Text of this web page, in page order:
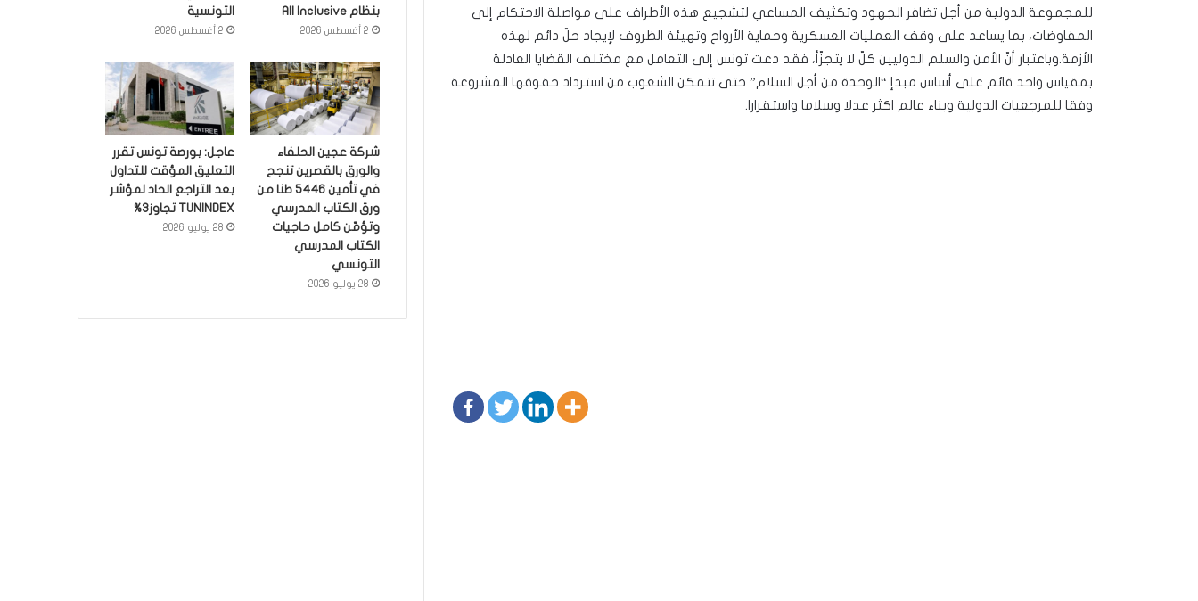
للمجموعة الدولية من أجل تضافر الجهود وتكثيف المساعي لتشجيع هذه الأطراف على مواصلة الاحتكام إلى
المفاوضات، بما يساعد على وقف العمليات العسكرية وحماية الأرواح وتهيئة الظروف لإيجاد حلّ دائم لهذه
الأزمة.وباعتبار أنّ الأمن والسلم الدوليين كلّ لا يتجزّأ، فقد دعت تونس إلى التعامل مع مختلف القضايا العادلة
بمقياس واحد قائم على أساس مبدإ “الوحدة من أجل السلام” حتى تتمكن الشعوب من استرداد حقوقها المشروعة
وفقا للمرجعيات الدولية وبناء عالم اكثر عدلا وسلاما واستقرارا.
بنظام All Inclusive
2 أغسطس 2026
التونسية
2 أغسطس 2026
شركة عجين الحلفاء
والورق بالقصرين تنجح
في تأمين 5446 طنا من
ورق الكتاب المدرسي
وتؤمّن كامل حاجيات
الكتاب المدرسي
التونسي
28 يوليو 2026
عاجل: بورصة تونس تقرر
التعليق المؤقت للتداول
بعد التراجع الحاد لمؤشر
TUNINDEX تجاوز3%
28 يوليو 2026